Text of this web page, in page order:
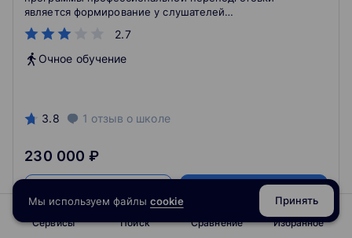
2.7
является формирование у слушателей
универсальных компетенций, необходимых для
осуществления профессиональной деятельности,
приобретения квалификации для последующей
эффективной коммуникации в сфере услуг.
Очное обучение
3.8 1 отзыв о школе
230 000 ₽
На сайт курса
Сервисы Поиск Сравнение Избранное
Мы используем файлы cookie Принять